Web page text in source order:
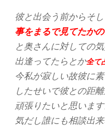
彼と出会う前からそ
事をまるで見てたか
と奥さんに対しての
出逢ってたらとか全て
今私が寂しい故彼に
したせいで彼との距
頑張りたいと思いま
気だし誰にも相談出